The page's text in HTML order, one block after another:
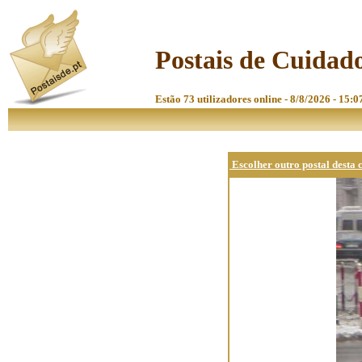
Postais de
Estão 73 utilizadores online - 8/8/2026 -
Escolher outro postal desta